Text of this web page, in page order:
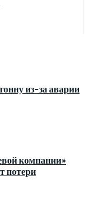
из-за аварии
компании»
потери